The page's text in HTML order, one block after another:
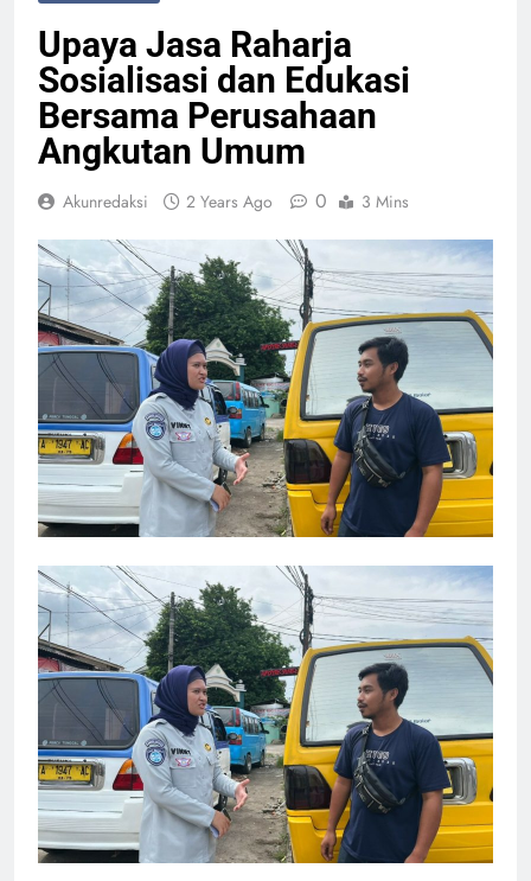
Upaya Jasa Raharja
Sosialisasi dan Edukasi
Bersama Perusahaan
Angkutan Umum
Akunredaksi 2 Years Ago 0 3 Mins